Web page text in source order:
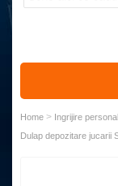
Home > Ingrijire
Dulap depozitare jucarii